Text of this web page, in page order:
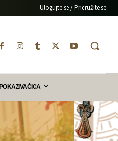
Ulogujte se / Pridružite se
POKAZIVAČICA